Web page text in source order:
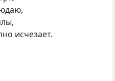
исчезает.